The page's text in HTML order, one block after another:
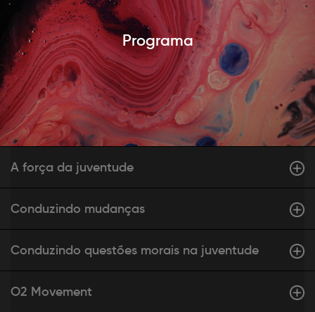
Programa
A força da juventude
Conduzindo mudanças
Conduzindo questões morais na juventude
O2 Movement